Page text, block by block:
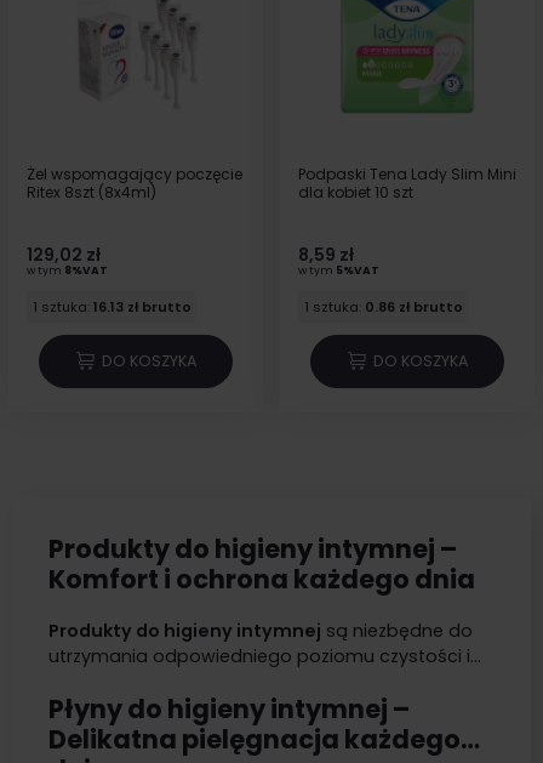
Żel wspomagający poczęcie
Ritex 8szt (8x4ml)
129,02 zł
w tym 8%VAT
1 sztuka:16.13 zł brutto
DO KOSZYKA
Podpaski Tena Lady Slim Mini
dla kobiet 10 szt
8,59 zł
w tym 5%VAT
1 sztuka: 0.86 zł brutto
DO KOSZYKA
Produkty do higieny intymnej –
Komfort i ochrona każdego dnia
Produkty do higieny intymnej są niezbędne do
utrzymania odpowiedniego poziomu czystości i
dla zdrowia, zapobiegając infekcjom,
podrażnieniom oraz nieprzyjemnym zapachom. W
naszej ofercie znajdziesz szeroki wybór
płynów do
Płyny do higieny intymnej –
Delikatna pielęgnacja każdego